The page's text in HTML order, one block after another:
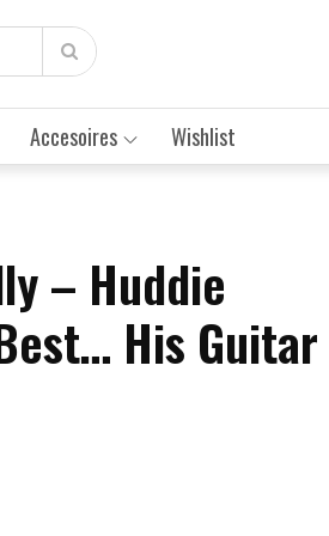
Accesoires Wishlist
– Huddie
His